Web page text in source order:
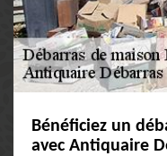
Bénéficiez un
avec Antiquaire